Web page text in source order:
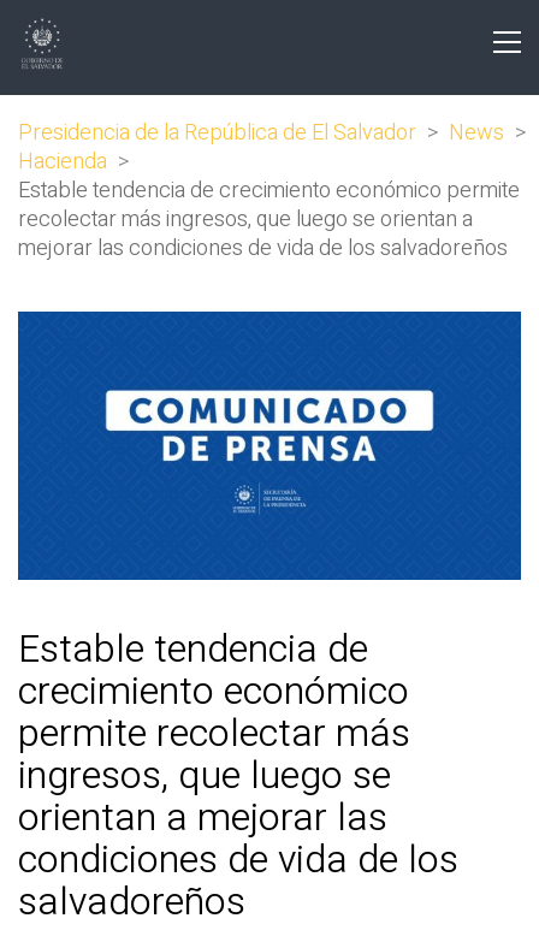
Presidencia de la República de El Salvador > News >
Hacienda >
Estable tendencia de crecimiento económico permite
recolectar más ingresos, que luego se orientan a
mejorar las condiciones de vida de los salvadoreños
Estable tendencia de
crecimiento económico
permite recolectar más
ingresos, que luego se
orientan a mejorar las
condiciones de vida de los
salvadoreños